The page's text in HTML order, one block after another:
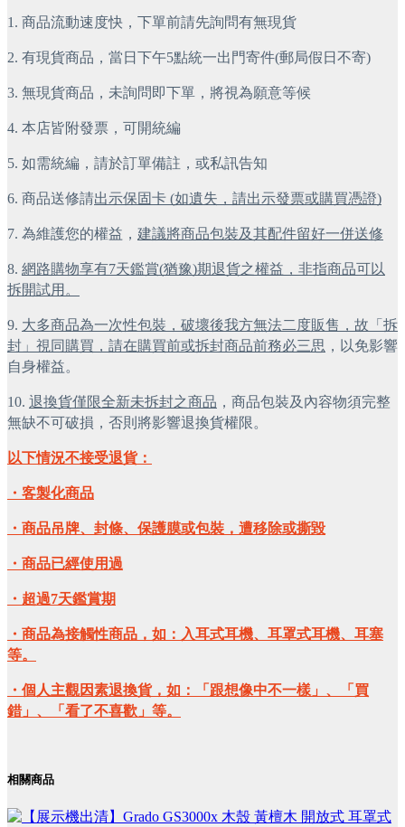
1. 商品流動速度快，下單前請先詢問有無現貨
2. 有現貨商品，當日下午5點統一出門寄件(郵局假日不寄)
3. 無現貨商品，未詢問即下單，將視為願意等候
4. 本店皆附發票，可開統編
5. 如需統編，請於訂單備註，或私訊告知
6. 商品送修請出示保固卡 (如遺失，請出示發票或購買憑證)
7. 為維護您的權益， 建議將商品包裝及其配件留好一併送修
8. 網路購物享有7天鑑賞(猶豫)期退貨之權益，非指商品可以
拆開試用。
9. 大多商品為一次性包裝，破壞後我方無法二度販售，故「拆
封」視同購買，請在購買前或拆封商品前務必三思 ，以免影響
自身權益。
10. 退換貨僅限全新未拆封之商品 ，商品包裝及內容物須完整
無缺不可破損，否則將影響退換貨權限。
以下情況不接受退貨：
・客製化商品
・商品吊牌、封條、保護膜或包裝，遭移除或撕毀
・商品已經使用過
・超過7天鑑賞期
・商品為接觸性商品，如：入耳式耳機、耳罩式耳機、耳塞
等。
・個人主觀因素退換貨，如：「跟想像中不一樣」、「買
錯」、「看了不喜歡」等。
相關商品